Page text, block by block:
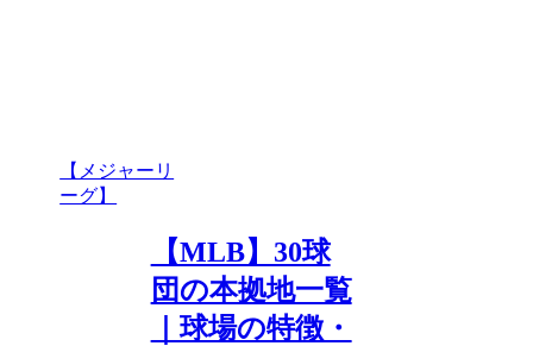
【メジャーリ
ーグ】
【MLB】30球
団の本拠地一覧
｜球場の特徴・